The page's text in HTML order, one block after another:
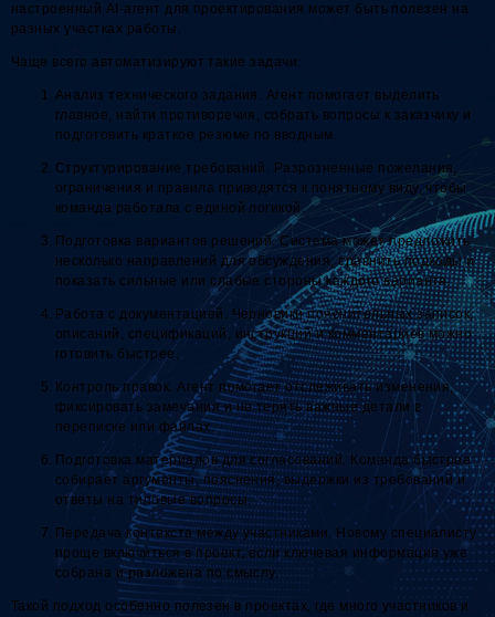
настроенный AI-агент для проектирования может быть полезен на
разных участках работы.
Чаще всего автоматизируют такие задачи:
Анализ технического задания. Агент помогает выделить
главное, найти противоречия, собрать вопросы к заказчику и
подготовить краткое резюме по вводным.
Структурирование требований. Разрозненные пожелания,
ограничения и правила приводятся к понятному виду, чтобы
команда работала с единой логикой.
Подготовка вариантов решений. Система может предложить
несколько направлений для обсуждения, сравнить подходы и
показать сильные или слабые стороны каждого варианта.
Работа с документацией. Черновики пояснительных записок,
описаний, спецификаций, инструкций и комментариев можно
готовить быстрее.
Контроль правок. Агент помогает отслеживать изменения,
фиксировать замечания и не терять важные детали в
переписке или файлах.
Подготовка материалов для согласований. Команда быстрее
собирает аргументы, пояснения, выдержки из требований и
ответы на типовые вопросы.
Передача контекста между участниками. Новому специалисту
проще включиться в проект, если ключевая информация уже
собрана и разложена по смыслу.
Такой подход особенно полезен в проектах, где много участников и